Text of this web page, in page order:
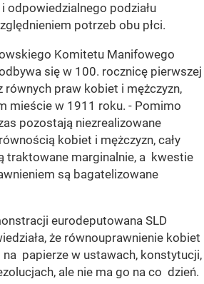
podziału
potrzeb obu płci.
Komitetu Manifowego
się w 100. rocznicę pierwszej
równych praw kobiet i mężczyzn,
mieście w 1911 roku. - Pomimo
pozostają niezrealizowane
kobiet i mężczyzn, cały
traktowane marginalnie, a kwestie
są bagatelizowane
eurodeputowana SLD
że równouprawnienie kobiet
na papierze w ustawach, konstytucji,
ale nie ma go na co dzień.